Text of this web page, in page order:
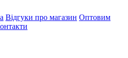
Відгуки про магазин Оптовим